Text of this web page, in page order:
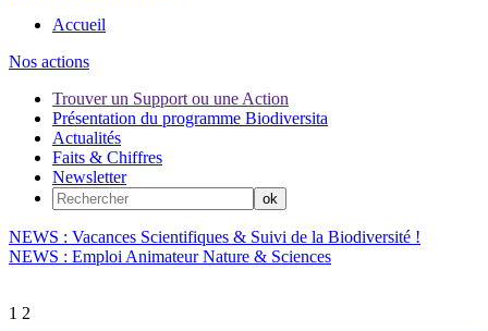
Accueil
Nos actions
Trouver un Support ou une Action
Présentation du programme Biodiversita
Actualités
Faits & Chiffres
Newsletter
NEWS : Vacances Scientifiques & Suivi de la Biodiversité !
NEWS : Emploi Animateur Nature & Sciences
1 2